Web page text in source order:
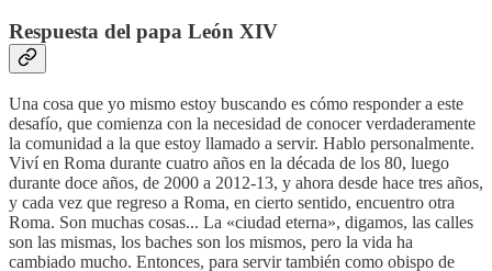
Respuesta del papa León XIV
Una cosa que yo mismo estoy buscando es cómo responder a este
desafío, que comienza con la necesidad de conocer verdaderamente
la comunidad a la que estoy llamado a servir. Hablo personalmente.
Viví en Roma durante cuatro años en la década de los 80, luego
durante doce años, de 2000 a 2012-13, y ahora desde hace tres años,
y cada vez que regreso a Roma, en cierto sentido, encuentro otra
Roma. Son muchas cosas... La «ciudad eterna», digamos, las calles
son las mismas, los baches son los mismos, pero la vida ha
cambiado mucho. Entonces, para servir también como obispo de